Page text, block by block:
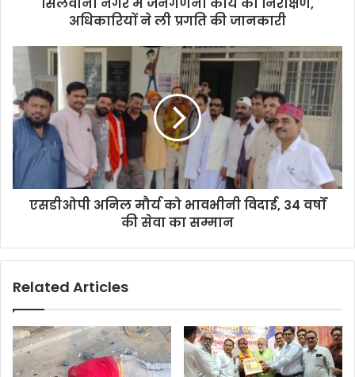
सिलवानी नगर में जनगणना कार्य का निरीक्षण,
अधिकारियों ने ली प्रगति की जानकारी
एसडीओपी अनिल मौर्य को भावभीनी विदाई, 34 वर्षों
की सेवा का सम्मान
Related Articles